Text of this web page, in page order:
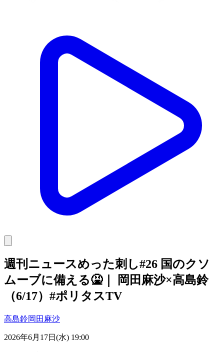
週刊ニュースめった刺し#26 国のクソ
ムーブに備える🤮｜ 岡田麻沙×高島鈴
（6/17）#ポリタスTV
高島鈴岡田麻沙
2026年6月17日(水) 19:00